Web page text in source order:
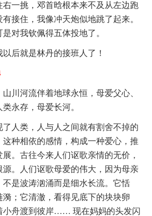
右一挑，邓首晗根本来不及从左边跑
接住，我像冲天炮似地跳了起来。
对我钦佩得五体投地了。
就是林丹的接班人了！
河流伴着地球永恒，母爱父心、
永存，母爱长河。
人类，人与人之间就有割舍不掉的
种相依的感情，构成一种爱心，推
。古往今来人们讴歌亲情的无价，
源。人们讴歌母爱的伟大，因为母亲
不是波涛汹涌而是细水长流。它恬
；它清澈，看得见底下的块块卵
小舟渡到彼岸…… 现在妈妈的头发闪